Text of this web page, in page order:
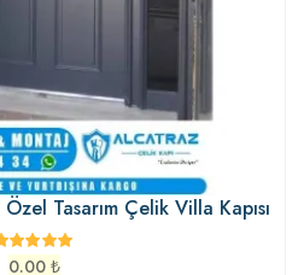
Tasarım Çelik Villa Kapısı
0.00 ₺